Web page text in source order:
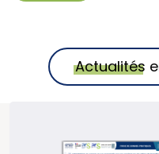
Actualités